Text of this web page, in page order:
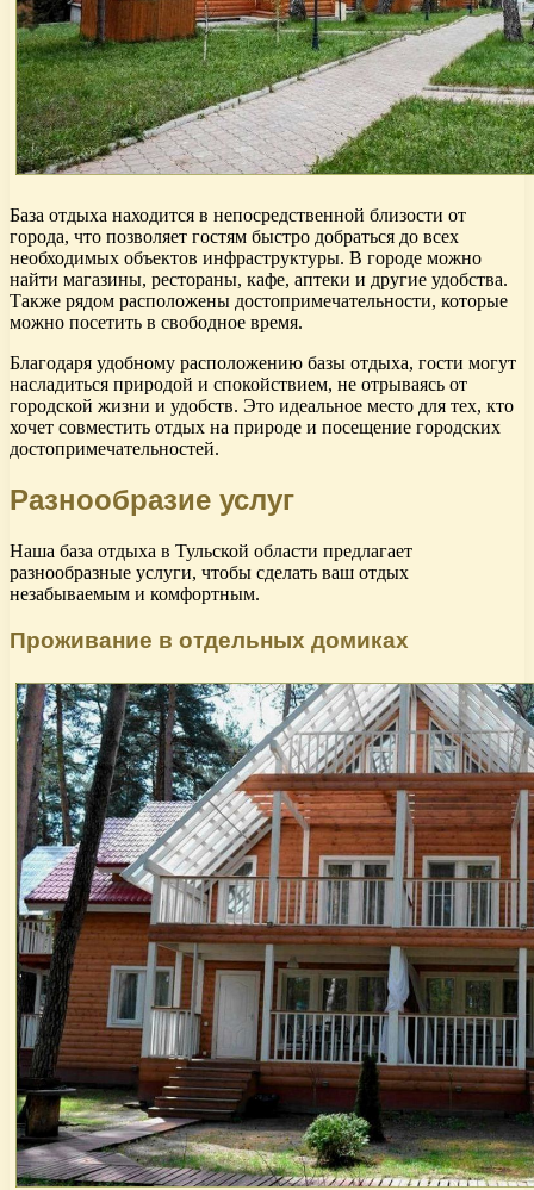
База отдыха находится в непосредственной близости от
города, что позволяет гостям быстро добраться до всех
необходимых объектов инфраструктуры. В городе можно
найти магазины, рестораны, кафе, аптеки и другие удобства.
Также рядом расположены достопримечательности, которые
можно посетить в свободное время.
Благодаря удобному расположению базы отдыха, гости могут
насладиться природой и спокойствием, не отрываясь от
городской жизни и удобств. Это идеальное место для тех, кто
хочет совместить отдых на природе и посещение городских
достопримечательностей.
Разнообразие услуг
Наша база отдыха в Тульской области предлагает
разнообразные услуги, чтобы сделать ваш отдых
незабываемым и комфортным.
Проживание в отдельных домиках